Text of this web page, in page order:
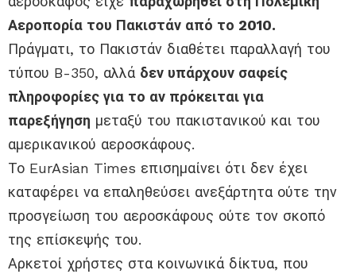
Αεροπορία του Πακιστάν από το 2010.
Πράγματι, το Πακιστάν διαθέτει παραλλαγή του
τύπου B-350, αλλά δεν υπάρχουν σαφείς
πληροφορίες για το αν πρόκειται για
παρεξήγηση μεταξύ του πακιστανικού και του
αμερικανικού αεροσκάφους.
Το EurAsian Times επισημαίνει ότι δεν έχει
καταφέρει να επαληθεύσει ανεξάρτητα ούτε την
προσγείωση του αεροσκάφους ούτε τον σκοπό
της επίσκεψής του.
Αρκετοί χρήστες στα κοινωνικά δίκτυα, που